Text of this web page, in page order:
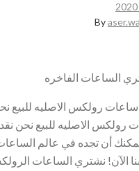
By
ساعات رولكس الاصليه
رولكس الاصليه للبيع نحن
أن تجده في عالم
الآن! نشتري الساعات